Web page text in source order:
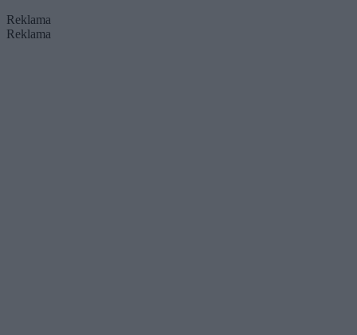
Reklama
Reklama